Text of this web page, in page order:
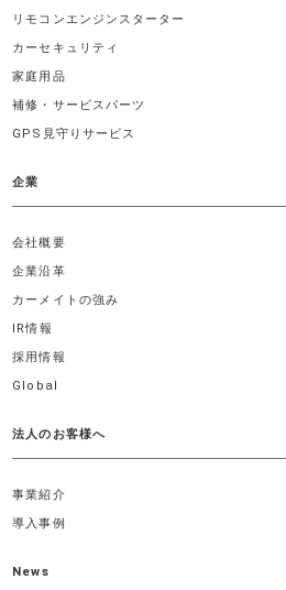
リモコンエンジンスターター
カーセキュリティ
家庭用品
補修・サービスパーツ
GPS見守りサービス
企業
会社概要
企業沿革
カーメイトの強み
IR情報
採用情報
Global
法人のお客様へ
事業紹介
導入事例
News